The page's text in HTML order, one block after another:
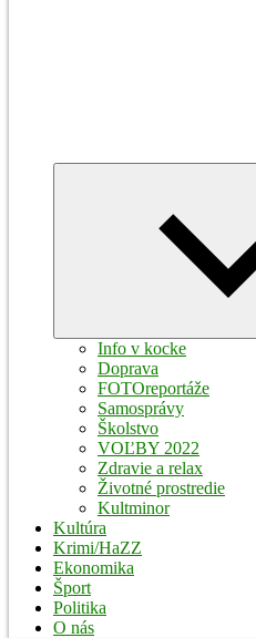
Info v kocke
Doprava
FOTOreportáže
Samosprávy
Školstvo
VOĽBY 2022
Zdravie a relax
Životné prostredie
Kultminor
Kultúra
Krimi/HaZZ
Ekonomika
Šport
Politika
O nás